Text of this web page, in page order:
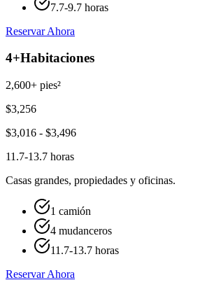
7.7-9.7 horas
Reservar Ahora
4+Habitaciones
2,600+ pies²
$3,256
$3,016 - $3,496
11.7-13.7 horas
Casas grandes, propiedades y oficinas.
1 camión
4 mudanceros
11.7-13.7 horas
Reservar Ahora